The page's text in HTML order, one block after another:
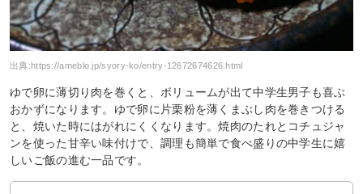
出典: https://ameblo.jp/syory-ko/entry-12672674626.html
ゆで卵に薄切り肉を巻くと、ボリュームが出て中学生男子も喜ぶ
おかずになります。ゆで卵に片栗粉を薄くまぶし肉を巻きつける
と、焼いた時にはがれにくくなります。焼肉のたれとコチュジャ
ンを使った甘辛い味付けで、調理も簡単で食べ盛りの中学生に嬉
しいご飯の進む一品です。